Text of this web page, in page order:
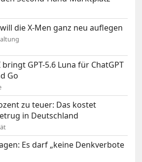
die X-Men ganz neu auflegen
bringt GPT-5.6 Luna für ChatGPT
Go
zu teuer: Das kostet
in Deutschland
Es darf „keine Denkverbote